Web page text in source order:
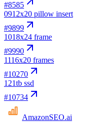
#8585
0912x20 pillow insert
#9899
1018x24 frame
#9990
1116x20 frames
#10270
121tb ssd
#10734
AmazonSEO.ai